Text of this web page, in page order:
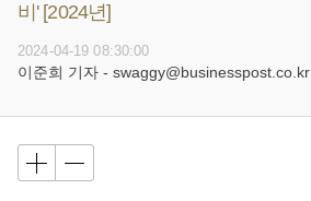
비' [2024년]
2024-04-19 08:30:00
이준희 기자 - swaggy@businesspost.co.kr